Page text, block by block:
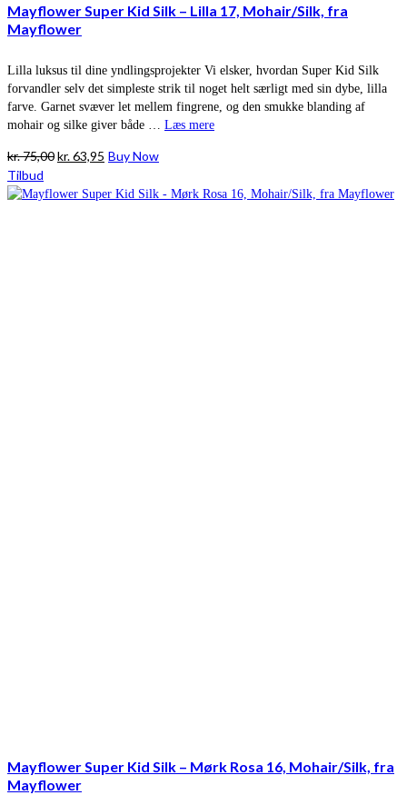
Mayflower Super Kid Silk – Lilla 17, Mohair/Silk, fra
Mayflower
Lilla luksus til dine yndlingsprojekter Vi elsker, hvordan Super Kid Silk
forvandler selv det simpleste strik til noget helt særligt med sin dybe, lilla
farve. Garnet svæver let mellem fingrene, og den smukke blanding af
mohair og silke giver både … Læs mere
kr.75,00Den
pris
kr.63,95 Den
pris
Buy Now
Tilbud
Mayflower Super Kid Silk – Mørk Rosa 16, Mohair/Silk, fra
Mayflower